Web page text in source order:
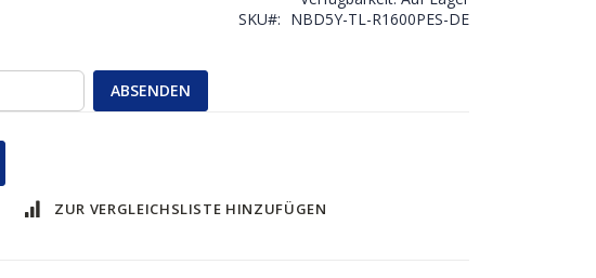
SKU
NBD5Y-TL-R1600PES-DE
ABSENDEN
ZUR VERGLEICHSLISTE HINZUFÜGEN